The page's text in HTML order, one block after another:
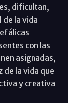
dificultan,
la vida
con las
asignadas,
de la vida que
y creativa